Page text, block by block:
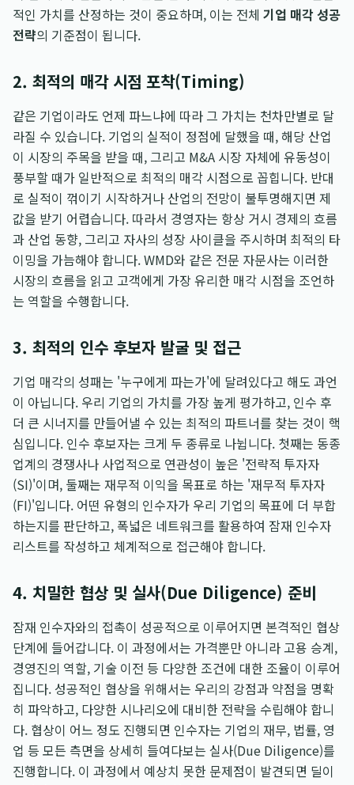
적인 가치를 산정하는 것이 중요하며, 이는 전체 기업 매각 성공
전략의 기준점이 됩니다.
2. 최적의 매각 시점 포착(Timing)
같은 기업이라도 언제 파느냐에 따라 그 가치는 천차만별로 달
라질 수 있습니다. 기업의 실적이 정점에 달했을 때, 해당 산업
이 시장의 주목을 받을 때, 그리고 M&A 시장 자체에 유동성이
풍부할 때가 일반적으로 최적의 매각 시점으로 꼽힙니다. 반대
로 실적이 꺾이기 시작하거나 산업의 전망이 불투명해지면 제
값을 받기 어렵습니다. 따라서 경영자는 항상 거시 경제의 흐름
과 산업 동향, 그리고 자사의 성장 사이클을 주시하며 최적의 타
이밍을 가늠해야 합니다. WMD와 같은 전문 자문사는 이러한
시장의 흐름을 읽고 고객에게 가장 유리한 매각 시점을 조언하
는 역할을 수행합니다.
3. 최적의 인수 후보자 발굴 및 접근
기업 매각의 성패는 '누구에게 파는가'에 달려있다고 해도 과언
이 아닙니다. 우리 기업의 가치를 가장 높게 평가하고, 인수 후
더 큰 시너지를 만들어낼 수 있는 최적의 파트너를 찾는 것이 핵
심입니다. 인수 후보자는 크게 두 종류로 나뉩니다. 첫째는 동종
업계의 경쟁사나 사업적으로 연관성이 높은 '전략적 투자자
(SI)'이며, 둘째는 재무적 이익을 목표로 하는 '재무적 투자자
(FI)'입니다. 어떤 유형의 인수자가 우리 기업의 목표에 더 부합
하는지를 판단하고, 폭넓은 네트워크를 활용하여 잠재 인수자
리스트를 작성하고 체계적으로 접근해야 합니다.
4. 치밀한 협상 및 실사(Due Diligence) 준비
잠재 인수자와의 접촉이 성공적으로 이루어지면 본격적인 협상
단계에 들어갑니다. 이 과정에서는 가격뿐만 아니라 고용 승계,
경영진의 역할, 기술 이전 등 다양한 조건에 대한 조율이 이루어
집니다. 성공적인 협상을 위해서는 우리의 강점과 약점을 명확
히 파악하고, 다양한 시나리오에 대비한 전략을 수립해야 합니
다. 협상이 어느 정도 진행되면 인수자는 기업의 재무, 법률, 영
업 등 모든 측면을 상세히 들여다보는 실사(Due Diligence)를
진행합니다. 이 과정에서 예상치 못한 문제점이 발견되면 딜이